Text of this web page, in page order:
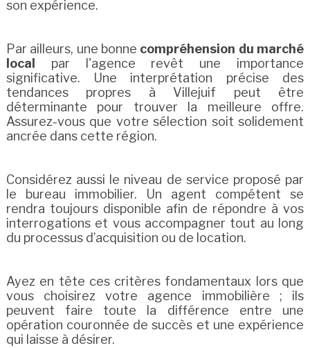
son expérience.
Par ailleurs, une bonne compréhension du marché
local
par l'agence revêt une importance
significative. Une interprétation précise des
tendances propres à Villejuif peut être
déterminante pour trouver la meilleure offre.
Assurez-vous que votre sélection soit solidement
ancrée dans cette région.
Considérez aussi le niveau de service proposé par
le bureau immobilier. Un agent compétent se
rendra toujours disponible afin de répondre à vos
interrogations et vous accompagner tout au long
du processus d’acquisition ou de location.
Ayez en tête ces critères fondamentaux lors que
vous choisirez votre agence immobilière ; ils
peuvent faire toute la différence entre une
opération couronnée de succès et une expérience
qui laisse à désirer.